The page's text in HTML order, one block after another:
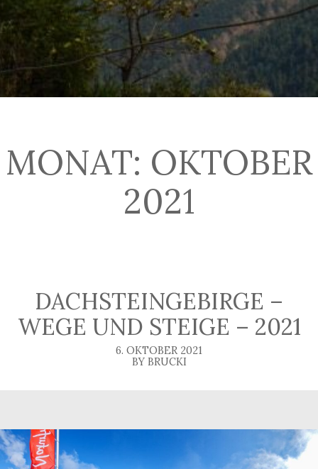
MONAT: OKTOBER
2021
DACHSTEINGEBIRGE –
WEGE UND STEIGE – 2021
6. OKTOBER 2021
BY BRUCKI